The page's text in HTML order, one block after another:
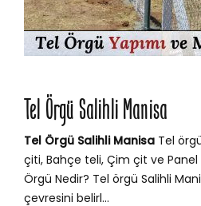
Tel Örgü Salihli Manisa
Tel Örgü Salihli Manisa Tel
çiti, Bahçe teli, Çim çit ve Panel
Örgü Nedir? Tel örgü Salihli
çevresini belirl...